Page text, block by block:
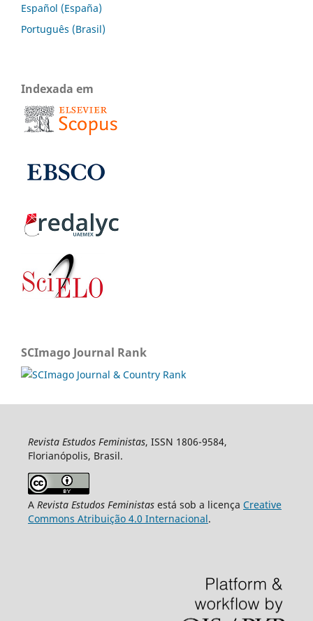
Español (España)
Português (Brasil)
Indexada em
SCImago Journal Rank
Revista Estudos Feministas, ISSN 1806-9584,
Florianópolis, Brasil.
A Revista Estudos Feministasestá sob a licença Creative
Commons Atribuição 4.0 Internacional.